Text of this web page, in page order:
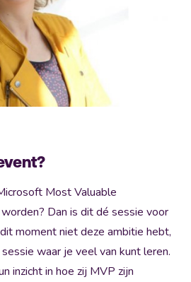
Most Valuable
Dan is dit dé sessie voor
moment niet deze ambitie hebt,
waar je veel van kunt leren.
inzicht in hoe zij MVP zijn